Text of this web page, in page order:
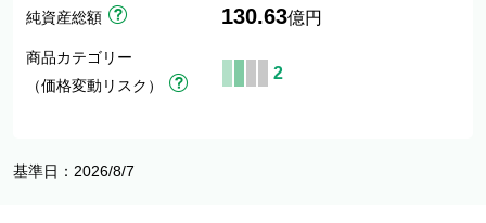
純資産総額 130.63億円
商品カテゴリー
（価格変動リスク）
2
基準日：2026/8/7